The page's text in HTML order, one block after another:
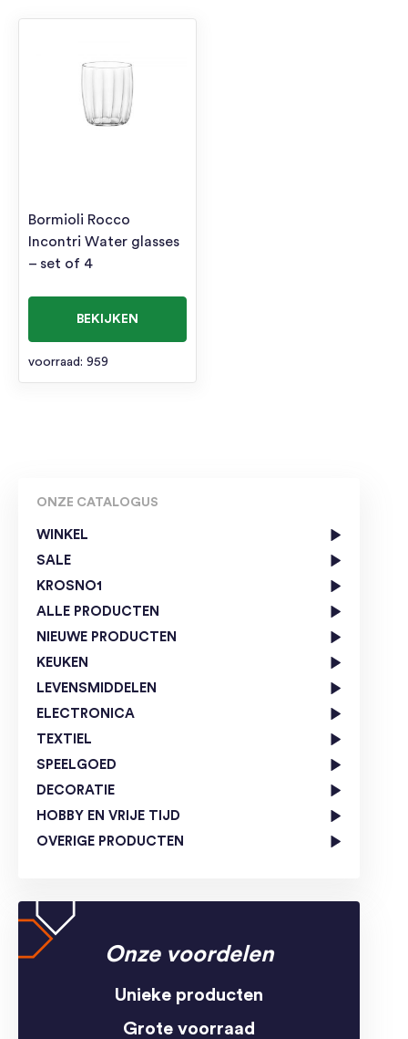
ONZE CATALOGUS
WINKEL
SALE
KROSNO1
ALLE PRODUCTEN
NIEUWE PRODUCTEN
KEUKEN
LEVENSMIDDELEN
ELECTRONICA
TEXTIEL
SPEELGOED
DECORATIE
HOBBY EN VRIJE TIJD
OVERIGE PRODUCTEN
Onze voordelen
Unieke producten
Grote voorraad
Bormioli Rocco
Incontri Water glasses
– set of 4
BEKIJKEN
voorraad: 959